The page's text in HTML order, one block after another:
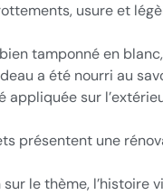
usure et
tamponné en
a été nourri au
appliquée sur
présentent une
le thème, l’histoire